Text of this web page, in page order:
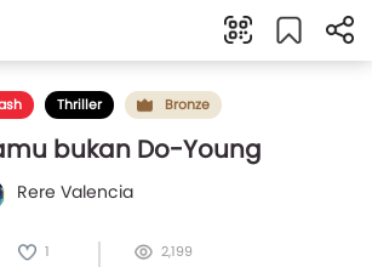
Thriller Bronze
bukan Do-Young
Rere Valencia
1
2,199